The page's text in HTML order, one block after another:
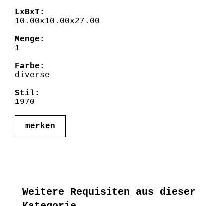
LxBxT:
10.00x10.00x27.00
Menge:
1
Farbe:
diverse
Stil:
1970
merken
Weitere Requisiten aus dieser